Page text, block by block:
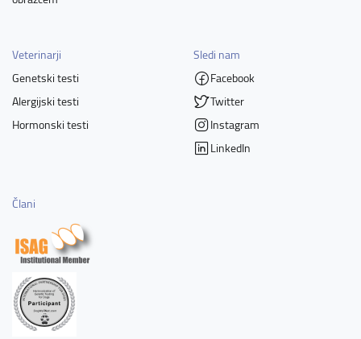
Veterinarji
Genetski testi
Alergijski testi
Hormonski testi
Sledi nam
Facebook
Twitter
Instagram
LinkedIn
Člani